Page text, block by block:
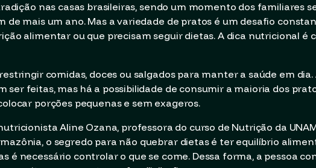
nas casas brasileiras, sendo um momento dos familiares
de mais um ano. Mas a variedade de pratos é um desafio
alimentar ou que precisam seguir dietas. A dica nutricional é
comidas, doces ou salgados para manter a saúde em dia.
ser feitas, mas há a possibilidade de consumir a maioria dos
porções pequenas e sem exageros.
Aline Ozana, professora do curso de Nutrição da
o segredo para não quebrar dietas é ter equilíbrio
é necessário controlar o que se come. Dessa forma, a pessoa